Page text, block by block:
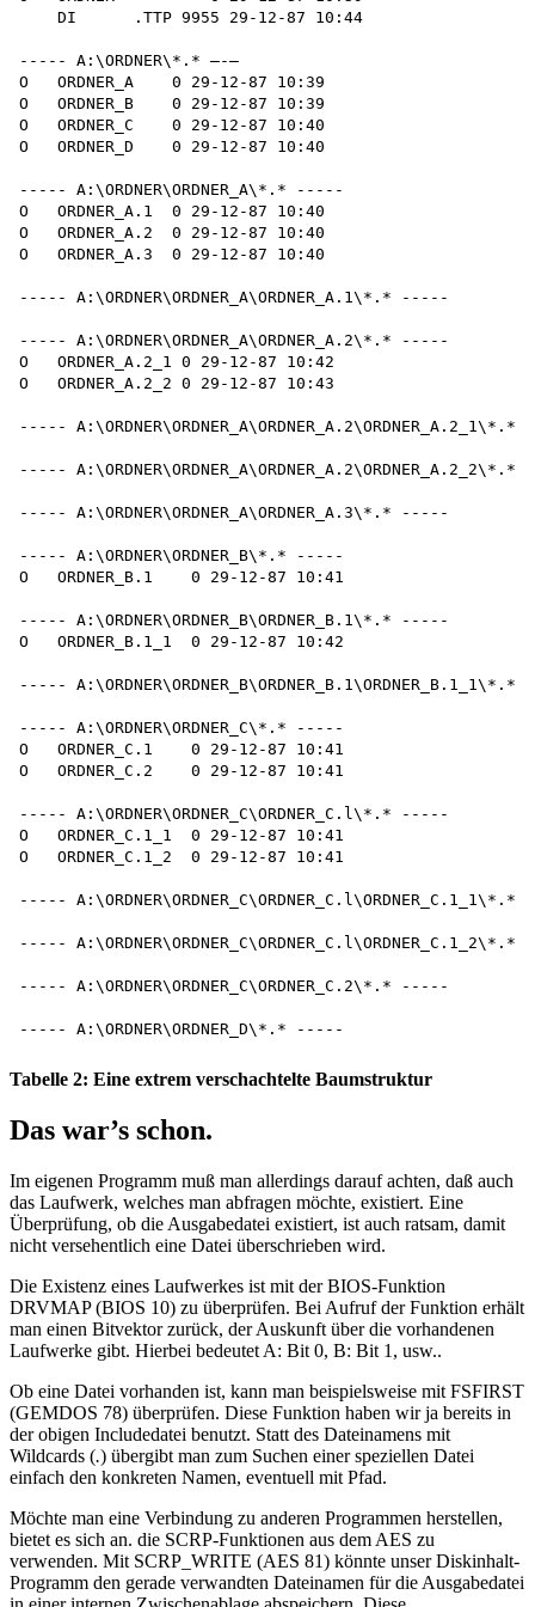
    DI      .TTP 9955 29-12-87 10:44
----- A:\ORDNER\*.* —-—
O   ORDNER_A    0 29-12-87 10:39
O   ORDNER_B    0 29-12-87 10:39
O   ORDNER_C    0 29-12-87 10:40
O   ORDNER_D    0 29-12-87 10:40
----- A:\ORDNER\ORDNER_A\*.* -----
O   ORDNER_A.1  0 29-12-87 10:40
O   ORDNER_A.2  0 29-12-87 10:40
O   ORDNER_A.3  0 29-12-87 10:40
----- A:\ORDNER\ORDNER_A\ORDNER_A.1\*.* -----
----- A:\ORDNER\ORDNER_A\ORDNER_A.2\*.* -----
O   ORDNER_A.2_1 0 29-12-87 10:42
O   ORDNER_A.2_2 0 29-12-87 10:43
-----
-----
----- A:\ORDNER\ORDNER_A\ORDNER_A.3\*.* -----
----- A:\ORDNER\ORDNER_B\*.* -----
O   ORDNER_B.1    0 29-12-87 10:41
----- A:\ORDNER\ORDNER_B\ORDNER_B.1\*.* -----
O   ORDNER_B.1_1  0 29-12-87 10:42
-----
----- A:\ORDNER\ORDNER_C\*.* -----
O   ORDNER_C.1    0 29-12-87 10:41
O   ORDNER_C.2    0 29-12-87 10:41
----- A:\ORDNER\ORDNER_C\ORDNER_C.l\*.* -----
O   ORDNER_C.1_1  0 29-12-87 10:41
O   ORDNER_C.1_2  0 29-12-87 10:41
-----
-----
----- A:\ORDNER\ORDNER_C\ORDNER_C.2\*.* -----
Tabelle 2: Eine extrem verschachtelte Baumstruktur
Das war’s schon.
Im eigenen Programm muß man allerdings darauf achten, daß auch
das Laufwerk, welches man abfragen möchte, existiert. Eine
Überprüfung, ob die Ausgabedatei existiert, ist auch ratsam, damit
nicht versehentlich eine Datei überschrieben wird.
Die Existenz eines Laufwerkes ist mit der BIOS-Funktion
DRVMAP (BIOS 10) zu überprüfen. Bei Aufruf der Funktion erhält
man einen Bitvektor zurück, der Auskunft über die vorhandenen
Laufwerke gibt. Hierbei bedeutet A: Bit 0, B: Bit 1, usw..
Ob eine Datei vorhanden ist, kann man beispielsweise mit FSFIRST
(GEMDOS 78) überprüfen. Diese Funktion haben wir ja bereits in
der obigen Includedatei benutzt. Statt des Dateinamens mit
Wildcards (.) übergibt man zum Suchen einer speziellen Datei
einfach den konkreten Namen, eventuell mit Pfad.
Möchte man eine Verbindung zu anderen Programmen herstellen,
bietet es sich an. die SCRP-Funktionen aus dem AES zu
verwenden. Mit SCRP_WRITE (AES 81) könnte unser Diskinhalt-
Programm den gerade verwandten Dateinamen für die Ausgabedatei